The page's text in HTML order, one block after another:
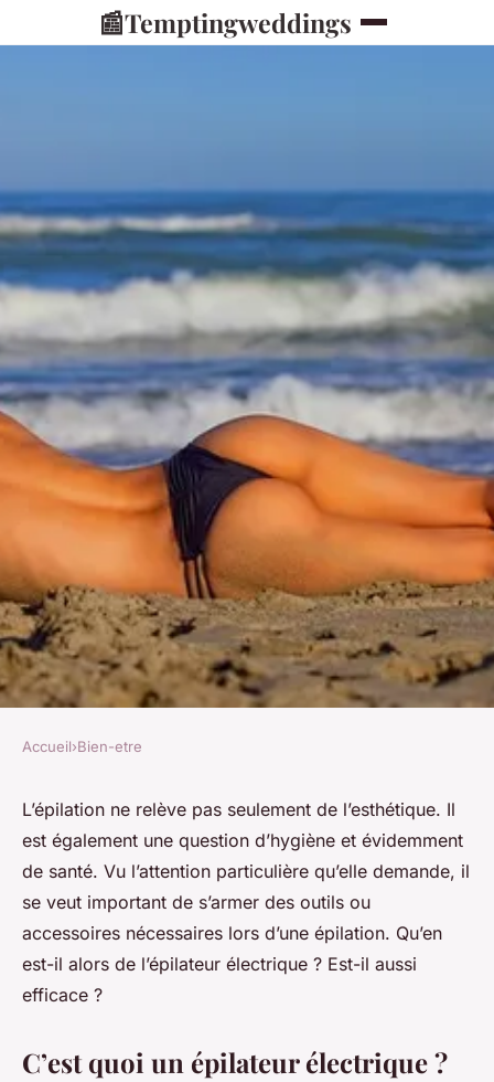
📰Temptingweddings
Comment choisir le meilleur
épilateur électrique ?
Valentin •13 février 2023•2 min de lecture
Accueil›Bien-etre
L’épilation ne relève pas seulement de l’esthétique. Il
est également une question d’hygiène et évidemment
de santé. Vu l’attention particulière qu’elle demande, il
se veut important de s’armer des outils ou
accessoires nécessaires lors d’une épilation. Qu’en
est-il alors de l’épilateur électrique ? Est-il aussi
efficace ?
C’est quoi un épilateur électrique ?